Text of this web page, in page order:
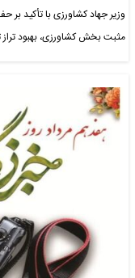
وزیر جهاد کشاورزی با تأکید
مثبت بخش کشاورزی، بهبود